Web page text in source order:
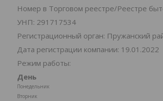
Номер в Торговом реестре/Реестре
УНП: 291717534
Регистрационный орган: Пружанский
Дата регистрации компании: 19.01.2022
Режим работы:
День
Понедельник
Вторник